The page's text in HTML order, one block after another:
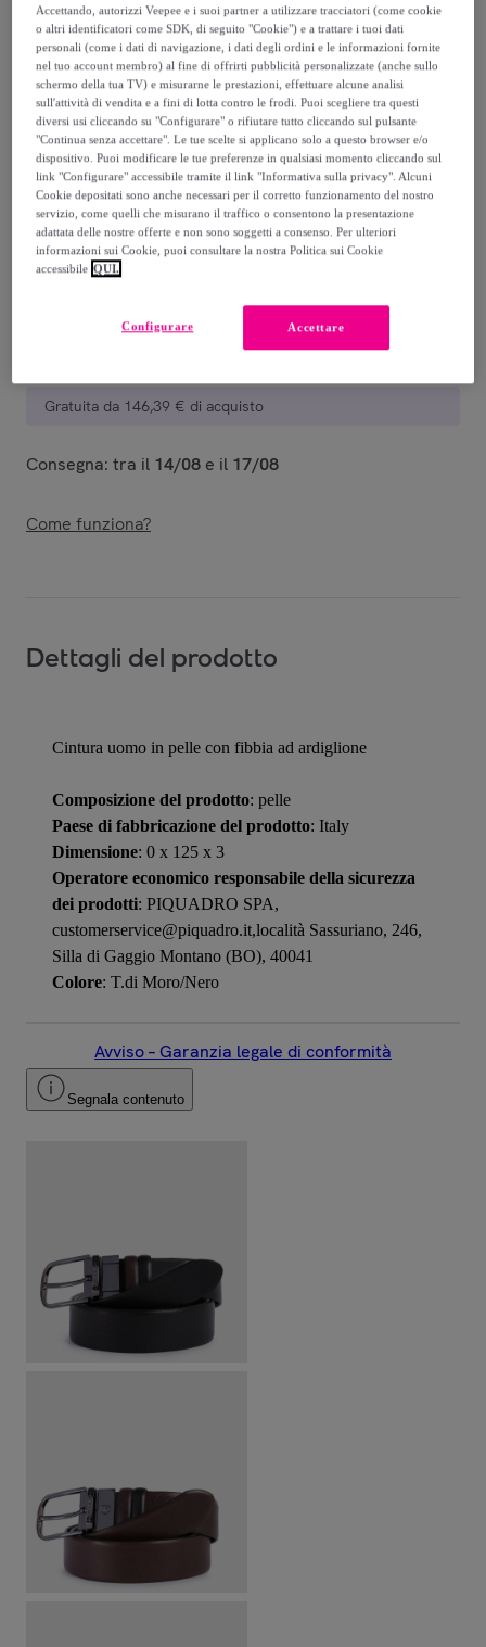
Piquadro Cintura in pelle con fibbia ad
ardiglione
Modello: TU
125,00 €
Venduto daPiquadro
Consegna
Gratuita da 146,39 € di acquisto
Consegna: tra il 14/08 e il 17/08
Come funziona?
Dettagli del prodotto
Cintura uomo in pelle con fibbia ad ardiglione
Composizione del prodotto: pelle
Paese di fabbricazione del prodotto: Italy
Dimensione: 0 x 125 x 3
Operatore economico responsabile della sicurezza
dei prodotti: PIQUADRO SPA,
customerservice@piquadro.it,località Sassuriano, 246,
Silla di Gaggio Montano (BO), 40041
Colore: T.di Moro/Nero
Avviso – Garanzia legale di conformità
Segnala contenuto
Accettando, autorizzi Veepee e i suoi partner a utilizzare tracciatori (come cookie
o altri identificatori come SDK, di seguito "Cookie") e a trattare i tuoi dati
personali (come i dati di navigazione, i dati degli ordini e le informazioni fornite
nel tuo account membro) al fine di offrirti pubblicità personalizzate (anche sullo
schermo della tua TV) e misurarne le prestazioni, effettuare alcune analisi
sull'attività di vendita e a fini di lotta contro le frodi. Puoi scegliere tra questi
diversi usi cliccando su "Configurare" o rifiutare tutto cliccando sul pulsante
"Continua senza accettare". Le tue scelte si applicano solo a questo browser e/o
dispositivo. Puoi modificare le tue preferenze in qualsiasi momento cliccando sul
link "Configurare" accessibile tramite il link "Informativa sulla privacy". Alcuni
Cookie depositati sono anche necessari per il corretto funzionamento del nostro
servizio, come quelli che misurano il traffico o consentono la presentazione
adattata delle nostre offerte e non sono soggetti a consenso. Per ulteriori
informazioni sui Cookie, puoi consultare la nostra Politica sui Cookie
accessibile QUI.
Accettare
Configurare